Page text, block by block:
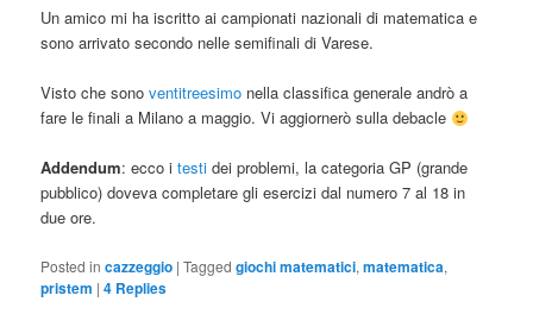
Un amico mi ha iscritto ai campionati nazionali di matematica e
sono arrivato secondo nelle semifinali di Varese.
Visto che sonoventitreesimo nella classifica generale andrò a
fare le finali a Milano a maggio. Vi aggiornerò sulla debacle
Addendum: ecco itesti dei problemi, la categoria GP (grande
pubblico) doveva completare gli esercizi dal numero 7 al 18 in
due ore.
Posted in cazzeggio |Tagged giochi matematici,matematica,
pristem |4 Replies